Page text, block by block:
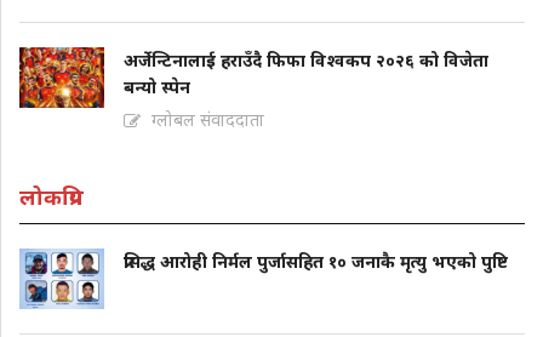
अर्जेन्टिनालाई हराउँदै फिफा विश्वकप २०२६ को विजेता
बन्यो स्पेन
ग्लोबल संवाददाता
लोकप्रिय
प्रसिद्ध आरोही निर्मल पुर्जासहित १० जनाकै मृत्यु भएको पुष्टि